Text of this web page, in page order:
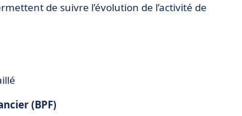
de suivre l’évolution de l’activité de
(BPF)